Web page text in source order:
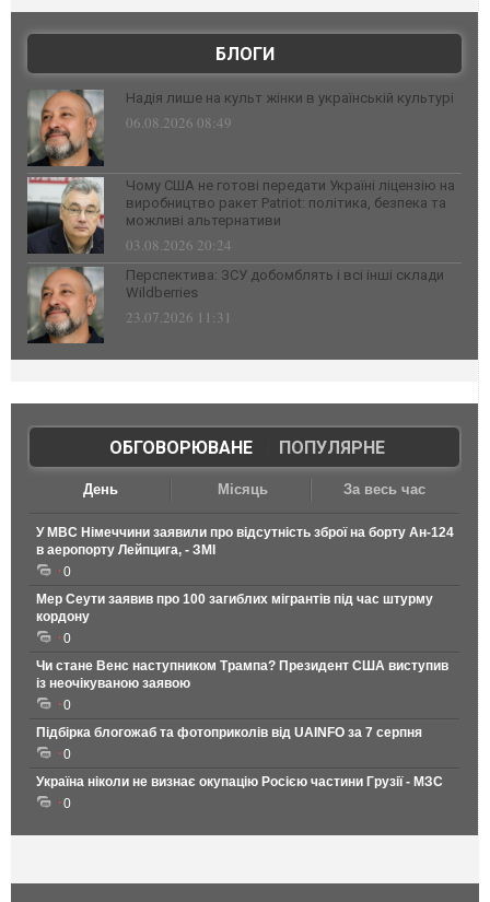
БЛОГИ
Надія лише на культ жінки в українській культурі
06.08.2026 08:49
Чому США не готові передати Україні ліцензію на
виробництво ракет Patriot: політика, безпека та
можливі альтернативи
03.08.2026 20:24
Перспектива: ЗСУ добомблять і всі інші склади
Wildberries
23.07.2026 11:31
ОБГОВОРЮВАНЕ| ПОПУЛЯРНЕ
День Місяць За весь час
У МВС Німеччини заявили про відсутність зброї на борту Ан-124
в аеропорту Лейпцига, - ЗМІ
0
Мер Сеути заявив про 100 загиблих мігрантів під час штурму
кордону
0
Чи стане Венс наступником Трампа? Президент США виступив
із неочікуваною заявою
0
Підбірка блогожаб та фотоприколів від UAINFO за 7 серпня
0
Україна ніколи не визнає окупацію Росією частини Грузії - МЗС
0